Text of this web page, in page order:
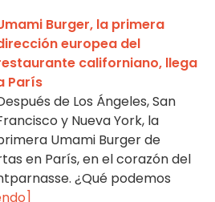
Burger, la primera
europea del
californiano, llega
París
de Los Ángeles, San
y Nueva York, la
Umami Burger de
en París, en el corazón del
¿Qué podemos